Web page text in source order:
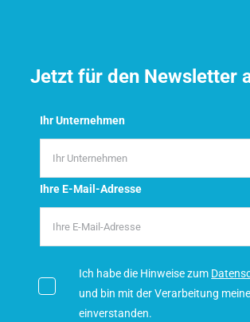
Jetzt für den Newsletter
Ihr Unternehmen
Ihre E-Mail-Adresse
Ich habe die Hinweise zum
und bin mit der Verarbeitung
einverstanden.